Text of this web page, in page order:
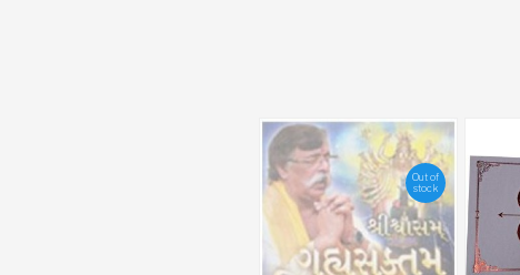
Out of
stock